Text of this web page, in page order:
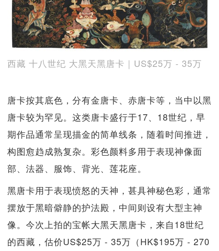
西藏 十八世纪 大黑天黑唐卡｜US$25万 - 35万
唐卡按其底色，分有金唐卡、赤唐卡等，当中以黑
唐卡较为罕见。这类唐卡盛行于17、18世纪，早
期作品通常呈现描金的简单线条，随着时间推进，
构图愈趋成熟复杂。彩色颜料多用于表现神像面
部、法器、服饰、背光、莲花座。
黑唐卡用于表现愤怒的天神，甚具神秘色彩，通常
摆放于黑暗僻静的护法殿，中间则设有大型主神
像。今次上拍的宝帐大黑天黑唐卡，来自18世纪
的西藏，估价US$25万 - 35万（HK$195万 - 270